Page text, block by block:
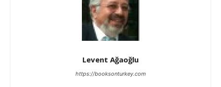
Levent Ağaoğlu
https://booksonturkey.com